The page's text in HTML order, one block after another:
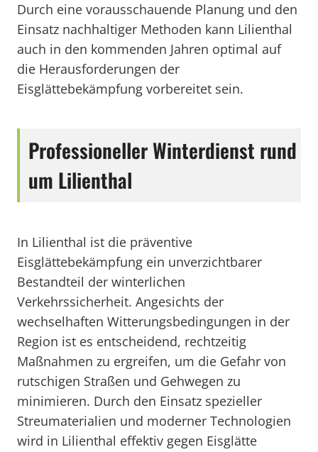
Durch eine vorausschauende Planung und den
Einsatz nachhaltiger Methoden kann Lilienthal
auch in den kommenden Jahren optimal auf
die Herausforderungen der
Eisglättebekämpfung vorbereitet sein.
Professioneller Winterdienst rund
um Lilienthal
In Lilienthal ist die präventive
Eisglättebekämpfung ein unverzichtbarer
Bestandteil der winterlichen
Verkehrssicherheit. Angesichts der
wechselhaften Witterungsbedingungen in der
Region ist es entscheidend, rechtzeitig
Maßnahmen zu ergreifen, um die Gefahr von
rutschigen Straßen und Gehwegen zu
minimieren. Durch den Einsatz spezieller
Streumaterialien und moderner Technologien
wird in Lilienthal effektiv gegen Eisglätte